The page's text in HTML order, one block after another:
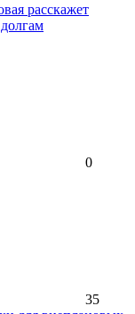
расскажет
0
35